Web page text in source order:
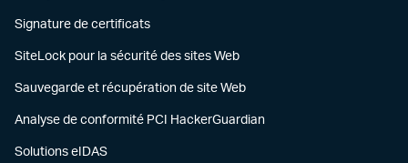
Signature de certificats
SiteLock pour la sécurité des sites Web
Sauvegarde et récupération de site Web
Analyse de conformité PCI HackerGuardian
Solutions eIDAS